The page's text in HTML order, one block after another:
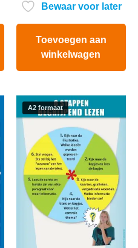
Bewaar voor later
Toevoegen aan
winkelwagen
A2 formaat